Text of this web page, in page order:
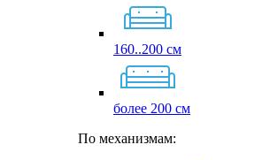
160..200 см
более 200 см
По механизмам: